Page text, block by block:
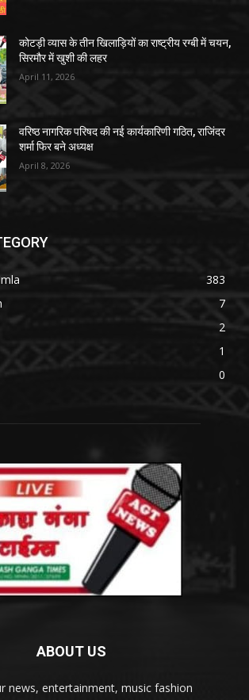
कोटड़ी व्यास के तीन खिलाड़ियों का राष्ट्रीय रग्बी में चयन,
सिरमौर में खुशी की लहर
April 11, 2026
वरिष्ठ नागरिक परिषद की नई कार्यकारिणी गठित, राजिंदर
शर्मा फिर बने अध्यक्ष
April 8, 2026
383
7
2
1
0
ABOUT US
news, entertainment, music fashion